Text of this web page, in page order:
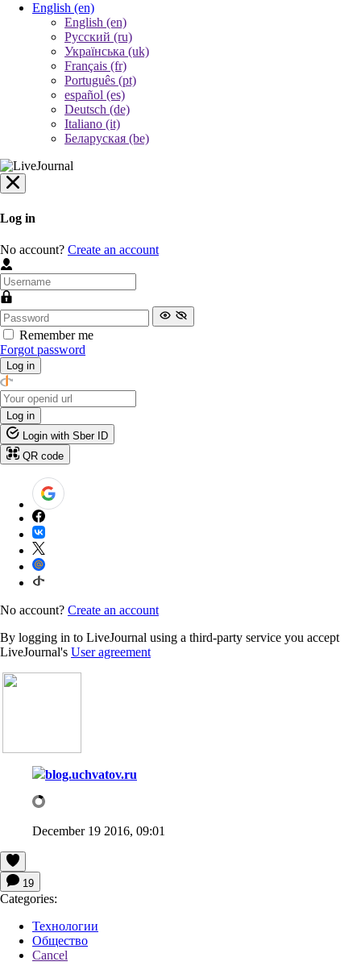
English (en)
English (en)
Русский (ru)
Українська (uk)
Français (fr)
Português (pt)
español (es)
Deutsch (de)
Italiano (it)
Беларуская (be)
Log in
No account? Create an account
Remember me
Forgot password
Log in
Log in
Login with Sber ID
QR code
No account? Create an account
By logging in to LiveJournal using a third-party service you accept
LiveJournal's User agreement
blog.uchvatov.ru
December 19 2016, 09:01
19
Categories:
Технологии
Общество
Cancel